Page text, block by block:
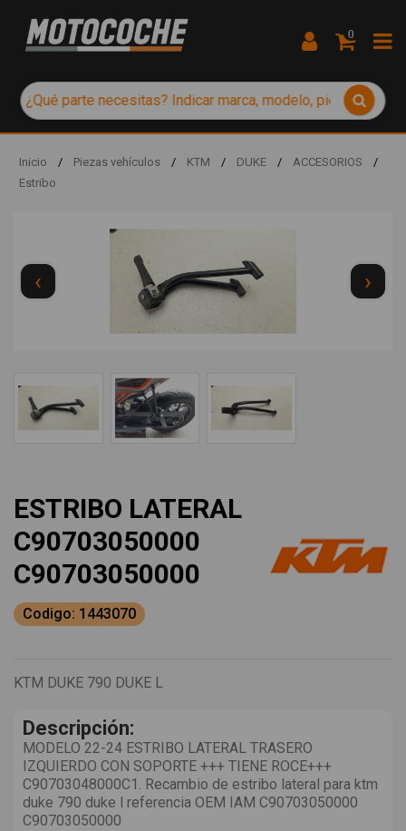
0
Inicio / Piezas vehículos / KTM / DUKE / ACCESORIOS
/
Estribo
‹ ›
ESTRIBO LATERAL
C90703050000
C90703050000
Codigo: 1443070
KTM DUKE 790 DUKE L
Descripción:
MODELO 22-24 ESTRIBO LATERAL TRASERO
IZQUIERDO CON SOPORTE +++ TIENE ROCE+++
C90703048000C1. Recambio de estribo lateral para ktm
duke 790 duke l referencia OEM IAM C90703050000
C90703050000